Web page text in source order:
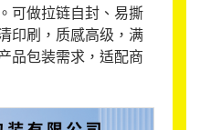
可做拉链自封、易撕
印刷，质感高级，满
品包装需求，适配商